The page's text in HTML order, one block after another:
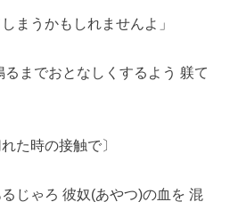
まうかもしれませんよ」
までおとなしくするよう 躾て
た時の接触で〕
じゃろ 彼奴(あやつ)の血を 混